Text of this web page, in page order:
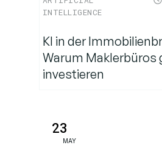
INTELLIGENCE
KI in der
Warum Maklerbüros
investieren
23
MAY